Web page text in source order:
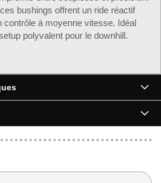
bushings offrent un ride réactif
contrôle à moyenne vitesse. Idéal
polyvalent pour le downhill.